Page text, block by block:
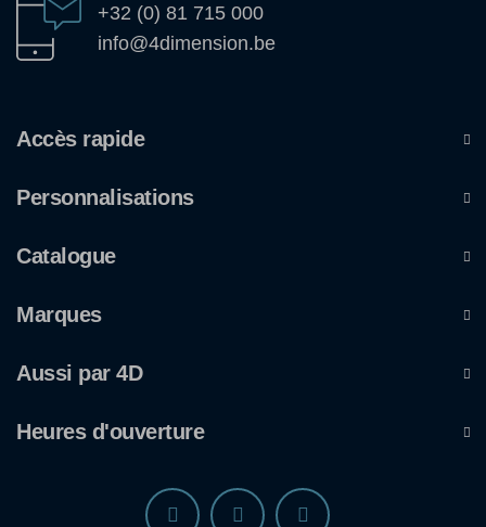
+32 (0) 81 715 000
info@4dimension.be
Accès rapide
Personnalisations
Catalogue
Marques
Aussi par 4D
Heures d'ouverture